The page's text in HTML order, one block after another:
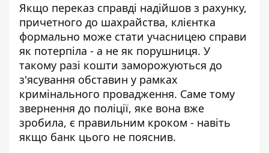
Якщо переказ справді надійшов з рахунку,
причетного до шахрайства, клієнтка
формально може стати учасницею справи
як потерпіла - а не як порушниця. У
такому разі кошти заморожуються до
з'ясування обставин у рамках
кримінального провадження. Саме тому
звернення до поліції, яке вона вже
зробила, є правильним кроком - навіть
якщо банк цього не пояснив.